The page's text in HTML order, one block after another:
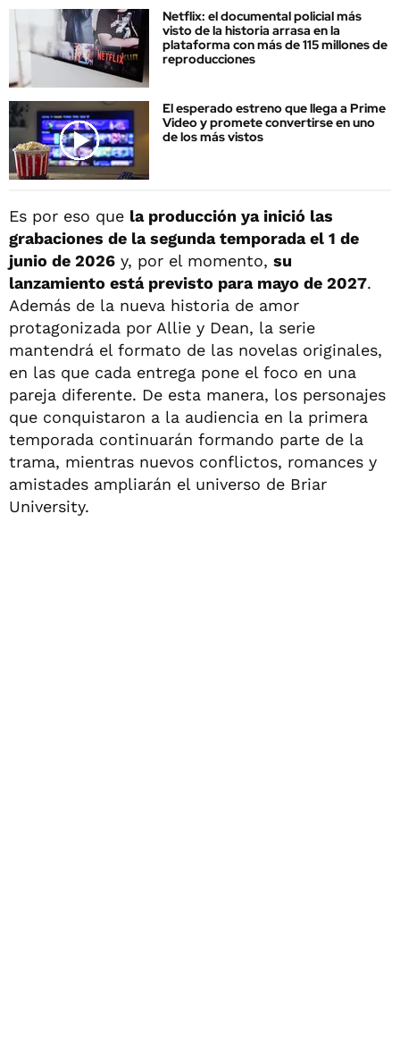
Netflix: el documental policial más
visto de la historia arrasa en la
plataforma con más de 115 millones de
reproducciones
El esperado estreno que llega a Prime
Video y promete convertirse en uno
de los más vistos
Es por eso que la producción ya inició las
grabaciones de la segunda temporada el 1 de
junio de 2026 y, por el momento, su
lanzamiento está previsto para mayo de 2027.
Además de la nueva historia de amor
protagonizada por Allie y Dean, la serie
mantendrá el formato de las novelas originales,
en las que cada entrega pone el foco en una
pareja diferente. De esta manera, los personajes
que conquistaron a la audiencia en la primera
temporada continuarán formando parte de la
trama, mientras nuevos conflictos, romances y
amistades ampliarán el universo de Briar
University.